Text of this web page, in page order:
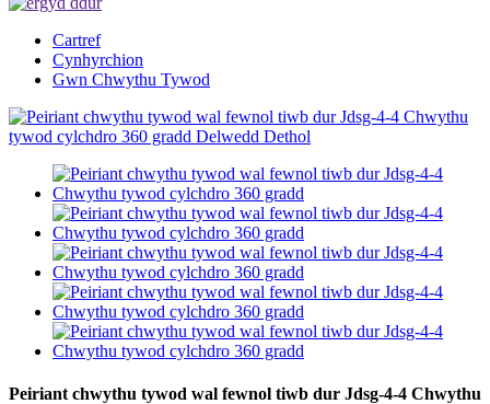
Cartref
Cynhyrchion
Gwn Chwythu Tywod
Peiriant chwythu tywod wal fewnol tiwb dur Jdsg-4-4 Chwythu